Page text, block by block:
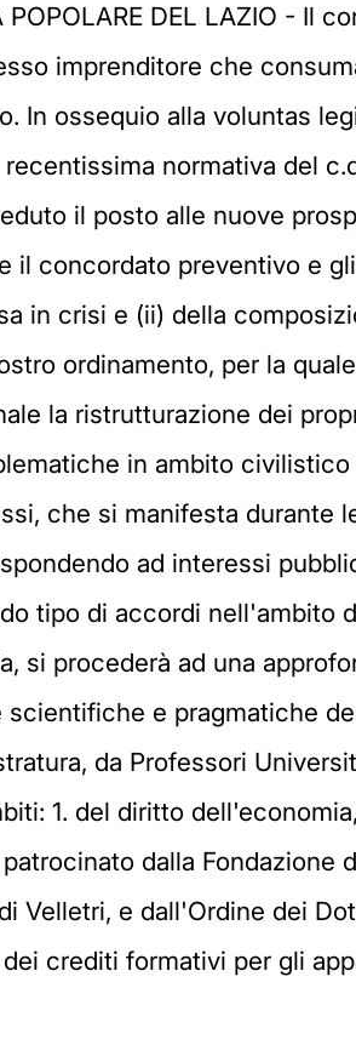
POPOLARE DEL LAZIO - Il
imprenditore che
In ossequio alla voluntas
normativa del
il posto alle nuove
il concordato preventivo e
in crisi e (ii) della
ordinamento, per la
la ristrutturazione dei
in ambito
che si manifesta durante
ad interessi
tipo di accordi nell'ambito
si procederà ad una
e pragmatiche
da Professori
1. del diritto
dalla Fondazione
Velletri, e dall'Ordine dei
crediti formativi per gli